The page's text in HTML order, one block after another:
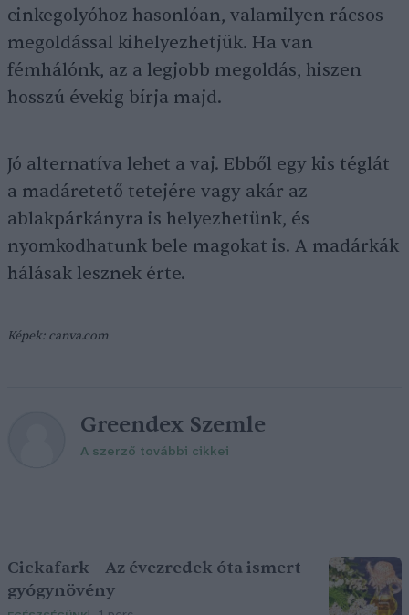
cinkegolyóhoz hasonlóan, valamilyen rácsos
megoldással kihelyezhetjük. Ha van
fémhálónk, az a legjobb megoldás, hiszen
hosszú évekig bírja majd.
Jó alternatíva lehet a vaj. Ebből egy kis téglát
a madáretető tetejére vagy akár az
ablakpárkányra is helyezhetünk, és
nyomkodhatunk bele magokat is. A madárkák
hálásak lesznek érte.
Képek: canva.com
Greendex Szemle
A szerző további cikkei
Cickafark – Az évezredek óta ismert
gyógynövény